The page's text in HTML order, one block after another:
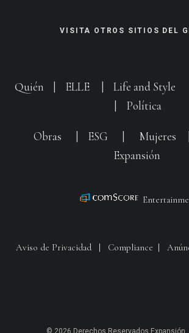
VISITA OTROS SITIOS DEL
Quién ELLE Life and Style
Política
Obras ESG Mujeres
Expansión
Aviso de Privacidad| Compliance